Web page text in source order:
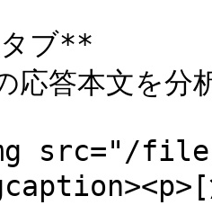
ブ**
応答本文を分
src="/